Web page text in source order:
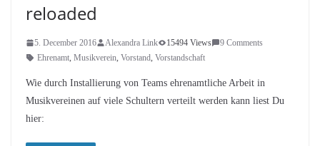
reloaded
5. December 2016 Alexandra Link 15494 Views
9 Comments
Ehrenamt, Musikverein, Vorstand, Vorstandschaft
Wie durch Installierung von Teams ehrenamtliche Arbeit in
Musikvereinen auf viele Schultern verteilt werden kann liest Du
hier: